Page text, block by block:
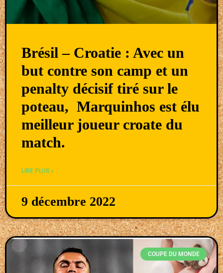
Brésil – Croatie : Avec un
but contre son camp et un
penalty décisif tiré sur le
poteau, Marquinhos est élu
meilleur joueur croate du
match.
LIRE PLUS »
9 décembre 2022
COUPE DU MONDE